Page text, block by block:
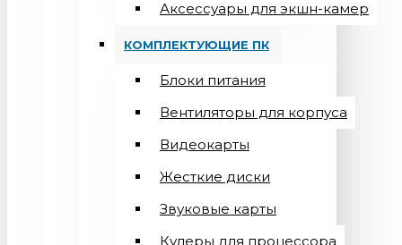
Аксессуары для экшн-камер
КОМПЛЕКТУЮЩИЕ ПК
Блоки питания
Вентиляторы для корпуса
Видеокарты
Жесткие диски
Звуковые карты
Кулеры для процессора